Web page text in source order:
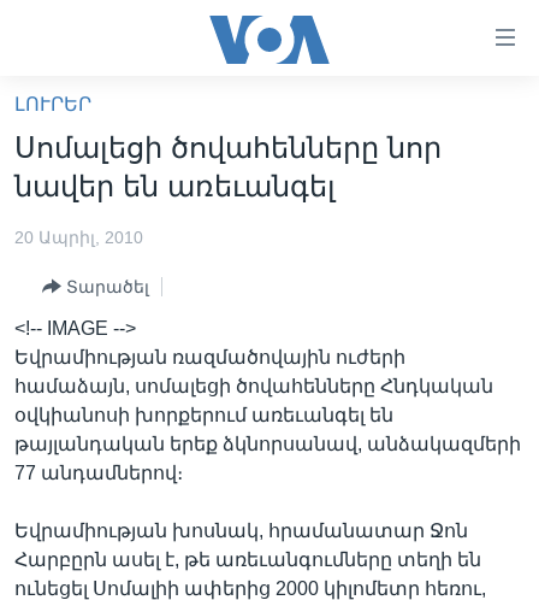
հիմնական
բովանդակությանը
անցնել
հիմնական
բովանդակությանը
բովանդակություն
ԼՈՒՐԵՐ
ՖԻԼՄԵՐ
IN ENGLISH
ՄԵՐ ՄԱՍԻՆ
«ԱՄԵՐԻԿԱՅԻ ՁԱՅՆ»-Ի ԿԱՆՈՆԱԴՐՈՒԹՅՈՒՆ
ԿԱՊ ՄԵԶ ՀԵՏ
ՈՒԿՐԱԻՆԱԿԱՆ ՊԱՏԵՐԱԶՄ
Learning English
ԼՈՒՐԵՐ
Սոմալեցի ծովահենները նոր
նավեր են առեւանգել
20 Ապրիլ, 2010
Տարածել
<!-- IMAGE -->
Եվրամիության ռազմածովային ուժերի
համաձայն, սոմալեցի ծովահենները Հնդկական
օվկիանոսի խորքերում առեւանգել են
թայլանդական երեք ձկնորսանավ, անձակազմերի
77 անդամներով։
Եվրամիության խոսնակ, հրամանատար Ջոն
Հարբըրն ասել է, թե առեւանգումները տեղի են
ունեցել Սոմալիի ափերից 2000 կիլոմետր հեռու,